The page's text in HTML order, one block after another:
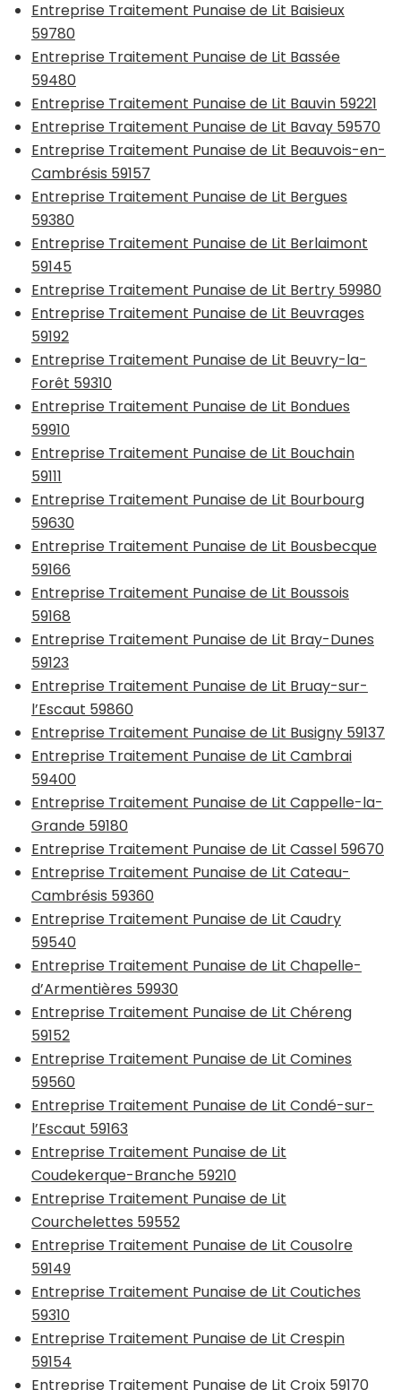
Entreprise Traitement Punaise de Lit Baisieux
59780
Entreprise Traitement Punaise de Lit Bassée
59480
Entreprise Traitement Punaise de Lit Bauvin 59221
Entreprise Traitement Punaise de Lit Bavay 59570
Entreprise Traitement Punaise de Lit Beauvois-en-
Cambrésis 59157
Entreprise Traitement Punaise de Lit Bergues
59380
Entreprise Traitement Punaise de Lit Berlaimont
59145
Entreprise Traitement Punaise de Lit Bertry 59980
Entreprise Traitement Punaise de Lit Beuvrages
59192
Entreprise Traitement Punaise de Lit Beuvry-la-
Forêt 59310
Entreprise Traitement Punaise de Lit Bondues
59910
Entreprise Traitement Punaise de Lit Bouchain
59111
Entreprise Traitement Punaise de Lit Bourbourg
59630
Entreprise Traitement Punaise de Lit Bousbecque
59166
Entreprise Traitement Punaise de Lit Boussois
59168
Entreprise Traitement Punaise de Lit Bray-Dunes
59123
Entreprise Traitement Punaise de Lit Bruay-sur-
l’Escaut 59860
Entreprise Traitement Punaise de Lit Busigny 59137
Entreprise Traitement Punaise de Lit Cambrai
59400
Entreprise Traitement Punaise de Lit Cappelle-la-
Grande 59180
Entreprise Traitement Punaise de Lit Cassel 59670
Entreprise Traitement Punaise de Lit Cateau-
Cambrésis 59360
Entreprise Traitement Punaise de Lit Caudry
59540
Entreprise Traitement Punaise de Lit Chapelle-
d’Armentières 59930
Entreprise Traitement Punaise de Lit Chéreng
59152
Entreprise Traitement Punaise de Lit Comines
59560
Entreprise Traitement Punaise de Lit Condé-sur-
l’Escaut 59163
Entreprise Traitement Punaise de Lit
Coudekerque-Branche 59210
Entreprise Traitement Punaise de Lit
Courchelettes 59552
Entreprise Traitement Punaise de Lit Cousolre
59149
Entreprise Traitement Punaise de Lit Coutiches
59310
Entreprise Traitement Punaise de Lit Crespin
59154
Entreprise Traitement Punaise de Lit Croix 59170